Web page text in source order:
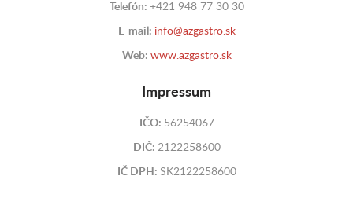
Telefón: +421 948 77 30 30
E-mail: info@azgastro.sk
Web: www.azgastro.sk
Impressum
IČO: 56254067
DIČ: 2122258600
IČ DPH: SK2122258600